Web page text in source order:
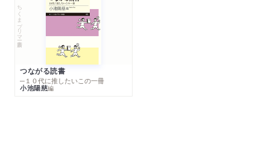
ちくまプリマー新書
つながる読書
─１０代に推したいこの一冊
小池陽慈編